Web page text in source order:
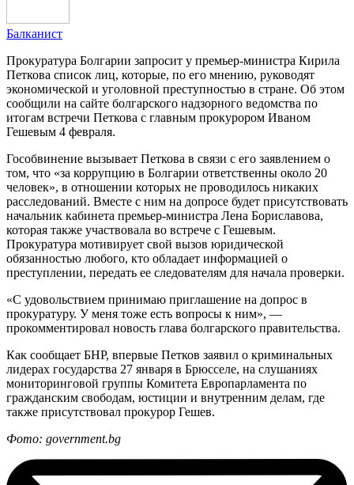
Балканист
Прокуратура Болгарии запросит у премьер-министра Кирила
Петкова список лиц, которые, по его мнению, руководят
экономической и уголовной преступностью в стране. Об этом
сообщили на сайте болгарского надзорного ведомства по
итогам встречи Петкова с главным прокурором Иваном
Гешевым 4 февраля.
Гособвинение вызывает Петкова в связи с его заявлением о
том, что «за коррупцию в Болгарии ответственны около 20
человек», в отношении которых не проводилось никаких
расследований. Вместе с ним на допросе будет присутствовать
начальник кабинета премьер-министра Лена Бориславова,
которая также участвовала во встрече с Гешевым.
Прокуратура мотивирует свой вызов юридической
обязанностью любого, кто обладает информацией о
преступлении, передать ее следователям для начала проверки.
«С удовольствием принимаю приглашение на допрос в
прокуратуру. У меня тоже есть вопросы к ним», —
прокомментировал новость глава болгарского правительства.
Как сообщает БНР, впервые Петков заявил о криминальных
лидерах государства 27 января в Брюсселе, на слушаниях
мониторинговой группы Комитета Европарламента по
гражданским свободам, юстиции и внутренним делам, где
также присутствовал прокурор Гешев.
Фото: government.bg